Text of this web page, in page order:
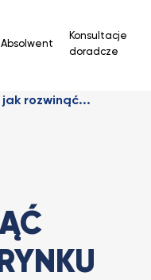
Absolwent
Konsultacje
doradcze
jak rozwinąć...